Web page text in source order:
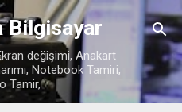
atla
Bilgisayar
değişimi, Anakart
Notebook Tamiri,
Tamir,